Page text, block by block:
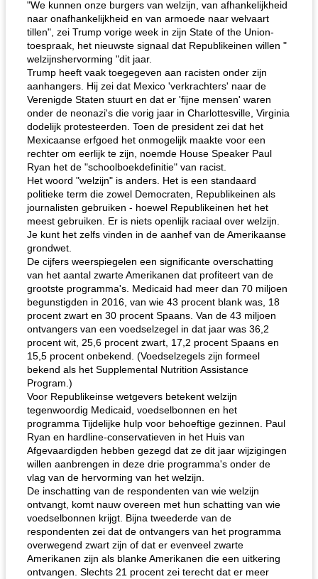
"We kunnen onze burgers van welzijn, van afhankelijkheid
naar onafhankelijkheid en van armoede naar welvaart
tillen", zei Trump vorige week in zijn State of the Union-
toespraak, het nieuwste signaal dat Republikeinen willen "
welzijnshervorming "dit jaar.
Trump heeft vaak toegegeven aan racisten onder zijn
aanhangers. Hij zei dat Mexico 'verkrachters' naar de
Verenigde Staten stuurt en dat er 'fijne mensen' waren
onder de neonazi's die vorig jaar in Charlottesville, Virginia
dodelijk protesteerden. Toen de president zei dat het
Mexicaanse erfgoed het onmogelijk maakte voor een
rechter om eerlijk te zijn, noemde House Speaker Paul
Ryan het de "schoolboekdefinitie" van racist.
Het woord "welzijn" is anders. Het is een standaard
politieke term die zowel Democraten, Republikeinen als
journalisten gebruiken - hoewel Republikeinen het het
meest gebruiken. Er is niets openlijk raciaal over welzijn.
Je kunt het zelfs vinden in de aanhef van de Amerikaanse
grondwet.
De cijfers weerspiegelen een significante overschatting
van het aantal zwarte Amerikanen dat profiteert van de
grootste programma's. Medicaid had meer dan 70 miljoen
begunstigden in 2016, van wie 43 procent blank was, 18
procent zwart en 30 procent Spaans. Van de 43 miljoen
ontvangers van een voedselzegel in dat jaar was 36,2
procent wit, 25,6 procent zwart, 17,2 procent Spaans en
15,5 procent onbekend. (Voedselzegels zijn formeel
bekend als het Supplemental Nutrition Assistance
Program.)
Voor Republikeinse wetgevers betekent welzijn
tegenwoordig Medicaid, voedselbonnen en het
programma Tijdelijke hulp voor behoeftige gezinnen. Paul
Ryan en hardline-conservatieven in het Huis van
Afgevaardigden hebben gezegd dat ze dit jaar wijzigingen
willen aanbrengen in deze drie programma's onder de
vlag van de hervorming van het welzijn.
De inschatting van de respondenten van wie welzijn
ontvangt, komt nauw overeen met hun schatting van wie
voedselbonnen krijgt. Bijna tweederde van de
respondenten zei dat de ontvangers van het programma
overwegend zwart zijn of dat er evenveel zwarte
Amerikanen zijn als blanke Amerikanen die een uitkering
ontvangen. Slechts 21 procent zei terecht dat er meer